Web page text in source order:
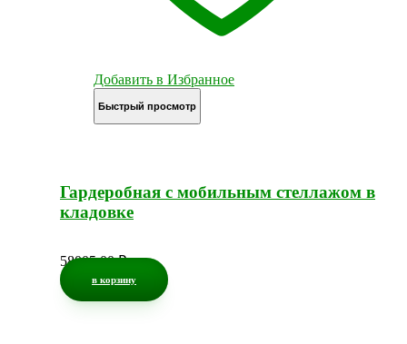
Добавить в Избранное
Быстрый просмотр
Гардеробная с мобильным стеллажом в
кладовке
58005,00₽
в корзину